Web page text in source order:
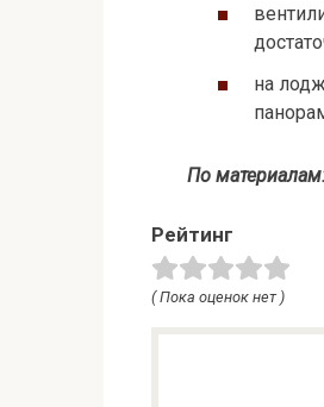
на
По
Рейтинг
( Пока оценок нет )